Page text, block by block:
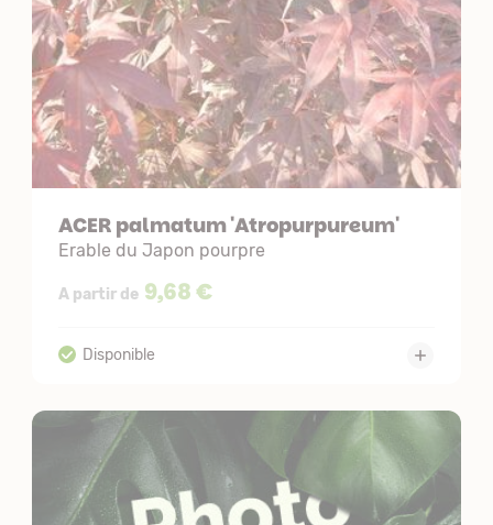
ACER palmatum 'Atropurpureum'
Erable du Japon pourpre
A partir de 9,68 €